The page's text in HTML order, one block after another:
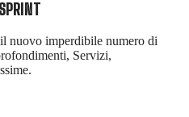
nuovo imperdibile numero di
Servizi,